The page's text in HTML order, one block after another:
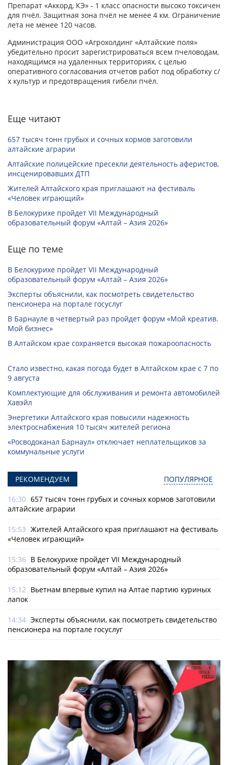
Препарат «Аккорд, КЭ» - 1 класс опасности высоко токсичен
для пчёл. Защитная зона пчёл не менее 4 км. Ограничение
лета не менее 120 часов.
Администрация ООО «Агрохолдинг «Алтайские поля»
убедительно просит зарегистрироваться всем пчеловодам,
находящимся на удаленных территориях, с целью
оперативного согласования отчетов работ под обработку с/
х культур и предотвращения гибели пчёл.
Еще читают
657 тысяч тонн грубых и сочных кормов заготовили
алтайские аграрии
Алтайские полицейские пресекли деятельность аферистов,
инсценировавших ДТП
Жителей Алтайского края приглашают на фестиваль
«Человек играющий»
В Белокурихе пройдет VII Международный
образовательный форум «Алтай – Азия 2026»
Еще по теме
В Белокурихе пройдет VII Международный
образовательный форум «Алтай – Азия 2026»
Эксперты объяснили, как посмотреть свидетельство
пенсионера на портале госуслуг
В Барнауле в четвертый раз пройдет форум «Мой креатив.
Мой бизнес»
В Алтайском крае сохраняется высокая пожароопасность
Стало известно, какая погода будет в Алтайском крае с 7 по
9 августа
Комплектующие для обслуживания и ремонта автомобилей
Хавэйл
Энергетики Алтайского края повысили надежность
электроснабжения 10 тысяч жителей региона
«Росводоканал Барнаул» отключает неплательщиков за
коммунальные услуги
РЕКОМЕНДУЕМ ПОПУЛЯРНОЕ
16:30 657 тысяч тонн грубых и сочных кормов заготовили
алтайские аграрии
15:53 Жителей Алтайского края приглашают на фестиваль
«Человек играющий»
15:36 В Белокурихе пройдет VII Международный
образовательный форум «Алтай – Азия 2026»
15:12 Вьетнам впервые купил на Алтае партию куриных
лапок
14:34 Эксперты объяснили, как посмотреть свидетельство
пенсионера на портале госуслуг